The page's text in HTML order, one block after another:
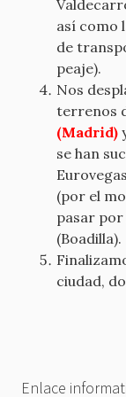
así como
de
peaje).
Nos
terrenos
(Madrid)
se han
(por el
pasar por
(Boadilla).
ciudad,
Enlace